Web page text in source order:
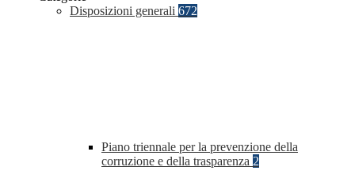
Disposizioni generali 672
Piano triennale per la prevenzione della
corruzione e della trasparenza 2